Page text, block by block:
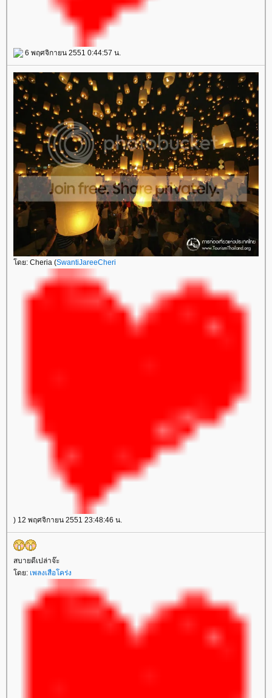
6 พฤศจิกายน 2551 0:44:57 น.
ดย: Cheria (SwantiJareeCheri
) 12 พฤศจิกายน 2551 23:48:46 น.
สบายดีเปล่าจ๊ะ
ดย: เพลงเสือโคร่ง